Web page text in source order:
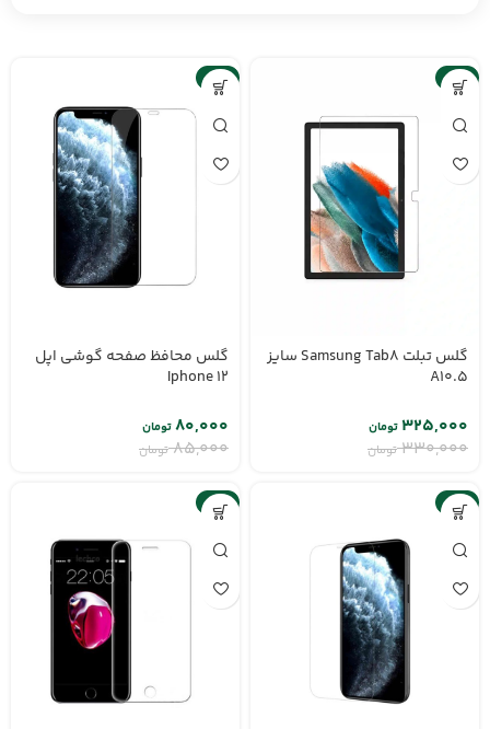
-2%
گلس تبلت Samsung Tab8 سایز
A10.5
۳۳۰,۰۰۰ تومان
۳۲۵,۰۰۰تومان
-6%
گلس محافظ صفحه گوشی اپل
Iphone 12
۸۵,۰۰۰ تومان
۸۰,۰۰۰تومان
-6%
-6%